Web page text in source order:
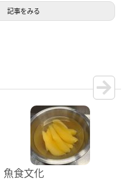
記事をみる
魚食文化